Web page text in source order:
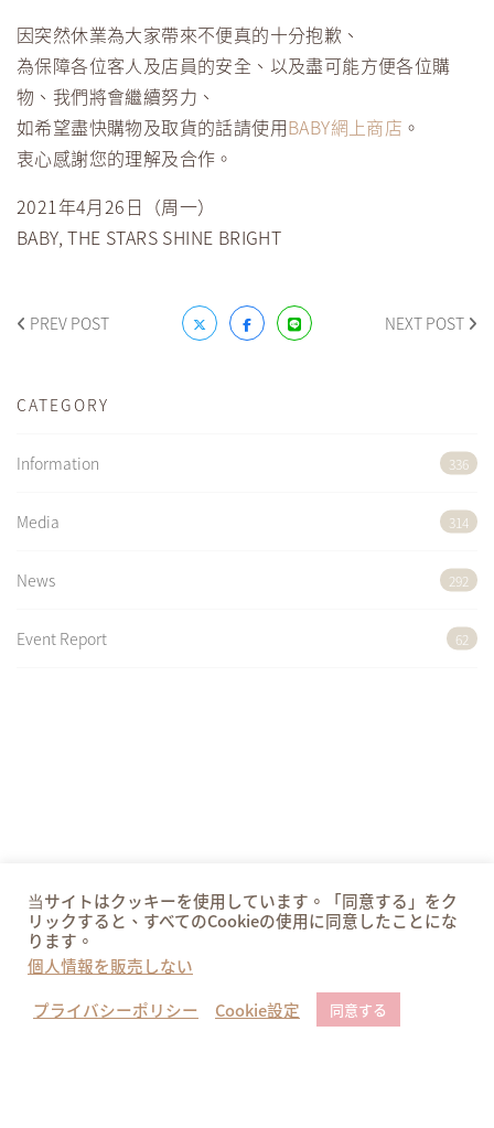
因突然休業為大家帶來不便真的十分抱歉、
為保障各位客人及店員的安全、以及盡可能方便各位購
物、我們將會繼續努力、
如希望盡快購物及取貨的話請使用BABY網上商店 。
衷心感謝您的理解及合作。
2021年4月26日（周一）
BABY, THE STARS SHINE BRIGHT
PREV POST NEXT POST
CATEGORY
Information 336
Media 314
News 292
Event Report 62
当サイトはクッキーを使用しています。「同意する」をク
リックすると、すべてのCookieの使用に同意したことにな
ります。
個人情報を販売しない
プライバシーポリシー
Cookie設定 同意する